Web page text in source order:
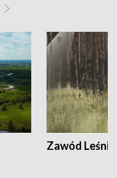
Zawód Leśnik